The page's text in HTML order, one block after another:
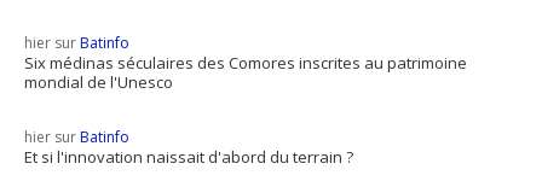
hier surBatinfo
Six médinas séculaires des Comores inscrites au patrimoine
mondial de l'Unesco
hier surBatinfo
Et si l'innovation naissait d'abord du terrain ?